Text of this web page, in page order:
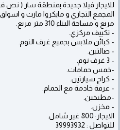
مربع و مساحة البناء 310 متر مربع.
- تكييف مركزي.
- كبائن ملابس بجميع غرف النوم.
- صالتين.
- 3 غرف نوم.
-خمس حمامات.
- كراج سيارتين.
- غرفة خادمة مع الحمام.
-مطبخين.
- مخزن.
الايجار: 800 غير شامل.
للتواصل : 39993932